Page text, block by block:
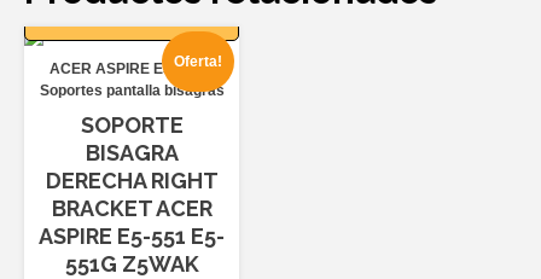
Oferta!
ACER ASPIRE E5-551
Soportes pantalla bisagras
SOPORTE
BISAGRA
DERECHA RIGHT
BRACKET ACER
ASPIRE E5-551 E5-
551G Z5WAK